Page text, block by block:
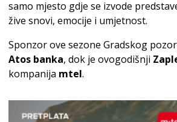
samo mjesto gdje se izvode
žive snovi, emocije i umjetnost.
Sponzor ove sezone Gradskog
Atos banka, dok je ovogodišnji
kompanija mtel.